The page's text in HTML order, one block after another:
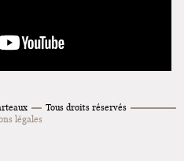
Tous droits réservés
légales